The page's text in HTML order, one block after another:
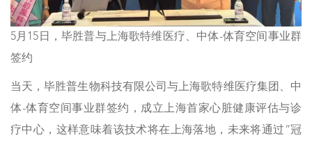
5月15日，毕胜普与上海歌特维医疗、中体-体育空间事业群
签约
当天，毕胜普生物科技有限公司与上海歌特维医疗集团、中
体-体育空间事业群签约，成立上海首家心脏健康评估与诊
疗中心，这样意味着该技术将在上海落地，未来将通过“冠